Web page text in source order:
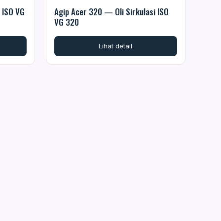
VG
Agip Acer 320 — Oli Sirkulasi ISO
VG 320
Lihat detail